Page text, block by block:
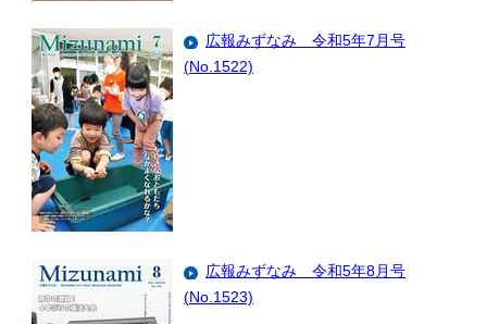
広報みずなみ 令和5年7月号
(No.1522)
広報みずなみ 令和5年8月号
(No.1523)